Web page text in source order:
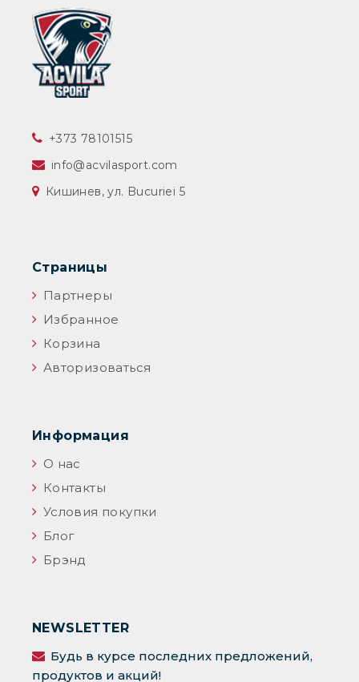
‎+373 78101515
info@acvilasport.com
Кишинев, ул. Bucuriei 5
Страницы
Партнеры
Избранное
Корзина
Авторизоваться
Информация
О нас
Контакты
Условия покупки
Блог
Брэнд
NEWSLETTER
Будь в курсе последних предложений,
продуктов и акций!